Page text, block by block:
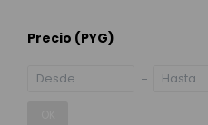
Precio (PYG)